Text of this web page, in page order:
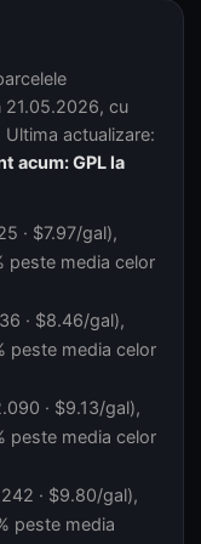
cu
actualizare:
acum: GPL la
· $7.97/gal),
peste media celor
· $8.46/gal),
peste media celor
· $9.13/gal),
peste media celor
· $9.80/gal),
peste media